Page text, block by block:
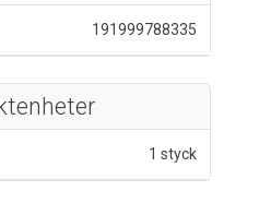
191999788335
1 styck